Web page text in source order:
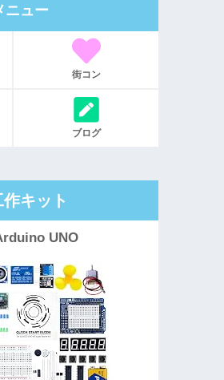
ニュー
街コン
ブログ
キット
UNO